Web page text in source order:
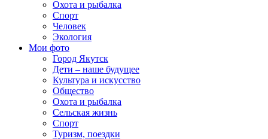
Охота и рыбалка
Спорт
Человек
Экология
Мои фото
Город Якутск
Дети – наше будущее
Культура и искусство
Общество
Охота и рыбалка
Сельская жизнь
Спорт
Туризм, поездки